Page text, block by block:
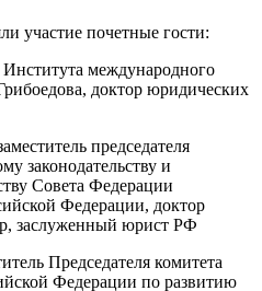
участие почетные гости:
международного
доктор юридических
председателя
законодательству и
Совета Федерации
Федерации, доктор
заслуженный юрист РФ
Председателя комитета
Федерации по развитию